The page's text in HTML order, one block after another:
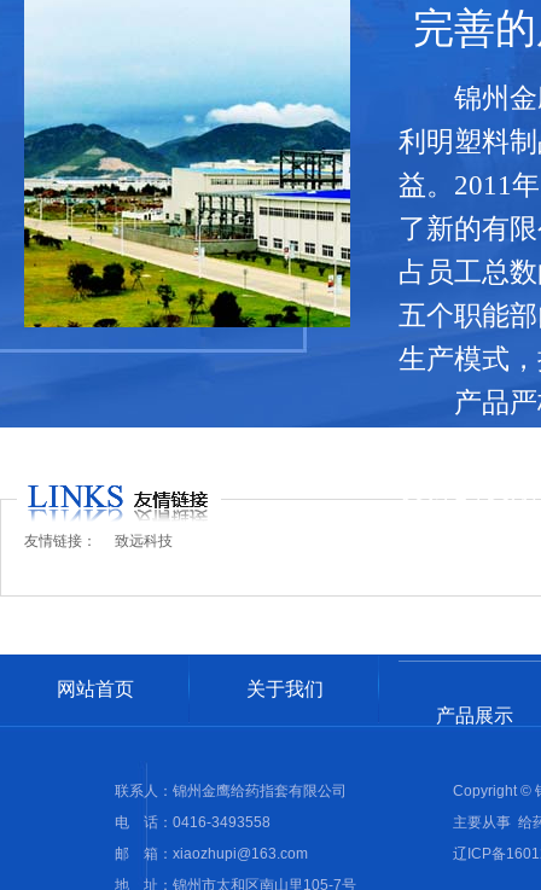
完善
锦州金鹰
利明塑料
益。2011
了新的有
占员工总
五个职能
生产模式
产品严格
友情链接： 致远科技
网站首页
关于我们
产品展示
联系人：锦州金鹰给药指套有限公司
电 话：0416-3493558
邮 箱：xiaozhupi@163.com
地 址：锦州市太和区南山里105-7号
Copyright ©
主要从事 给
辽ICP备